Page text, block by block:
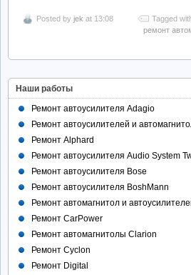
Posted by jek at 13:08 Tagged
ремонт
Наши работы
Ремонт автоусилителя Adagio
Ремонт автоусилителей и
Ремонт Alphard
Ремонт автоусилителя Audio System
Ремонт автоусилителя Bose
Ремонт автоусилителя BoshMann
Ремонт автомагнитол и
Ремонт CarPower
Ремонт автомагнитолы Clarion
Ремонт Cyclon
Ремонт Digital